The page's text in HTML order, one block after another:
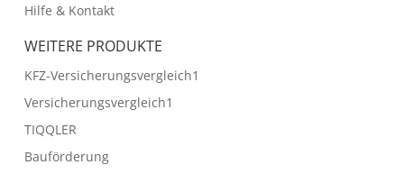
Hilfe & Kontakt
WEITERE PRODUKTE
KFZ-Versicherungsvergleich1
Versicherungsvergleich1
TIQQLER
Bauförderung